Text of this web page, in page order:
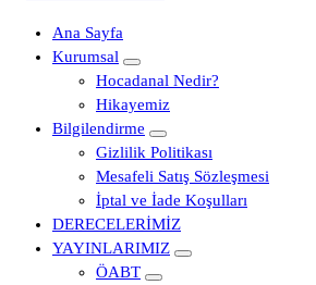
Yeni Nesil KPSS Eğitim Kurumu
Ana Sayfa
Kurumsal
Hocadanal Nedir?
Hikayemiz
Bilgilendirme
Gizlilik Politikası
Mesafeli Satış Sözleşmesi
İptal ve İade Koşulları
DERECELERİMİZ
YAYINLARIMIZ
ÖABT